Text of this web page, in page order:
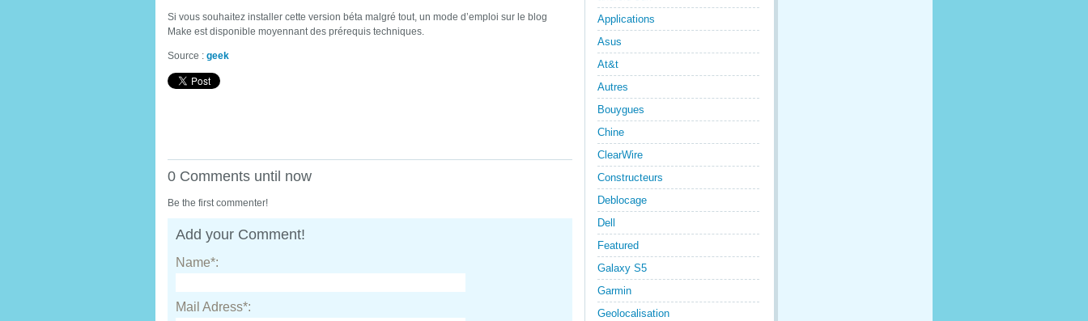
Si vous souhaitez installer cette version béta malgré tout, un mode d’emploi sur le blog
Make est disponible moyennant des prérequis techniques.
Source : geek
0 Comments until now
Be the first commenter!
Add your Comment!
Name*:
Mail Adress*:
Applications
Asus
At&t
Autres
Bouygues
Chine
ClearWire
Constructeurs
Deblocage
Dell
Featured
Galaxy S5
Garmin
Geolocalisation